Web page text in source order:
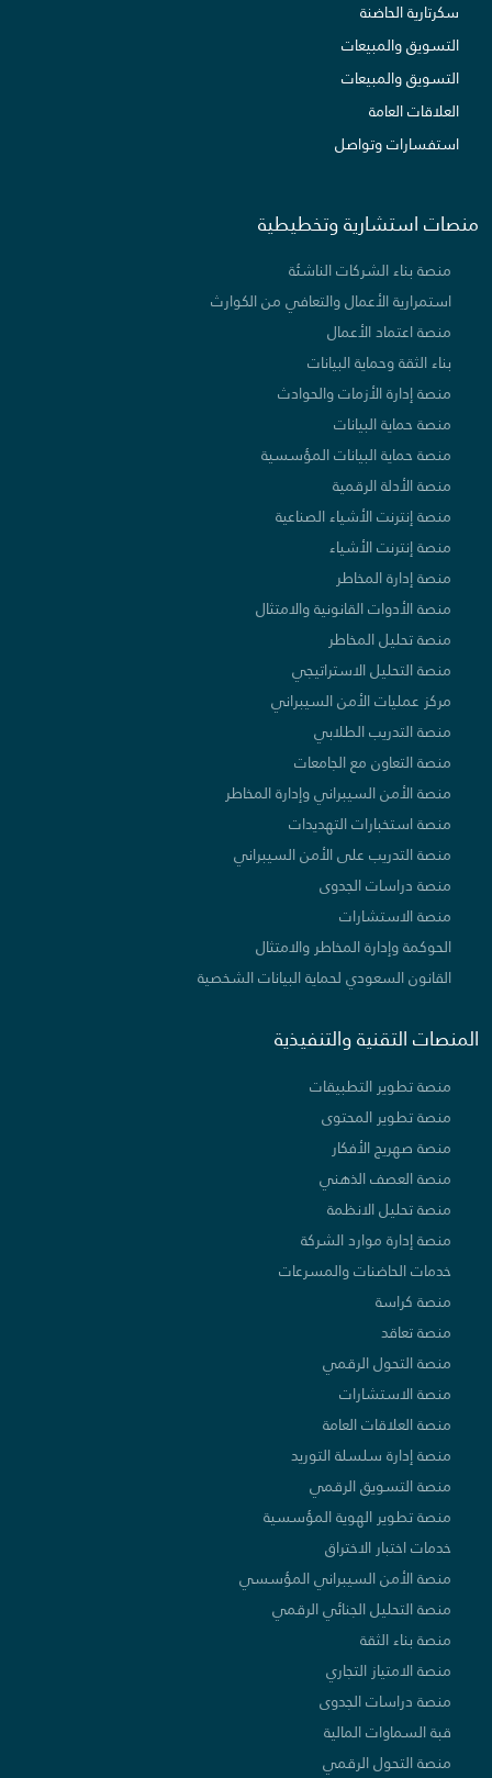
سكرتارية الحاضنة
التسويق والمبيعات
التسويق والمبيعات
العلاقات العامة
استفسارات وتواصل
منصات استشارية وتخطيطية
منصة بناء الشركات الناشئة
استمرارية الأعمال والتعافي من الكوارث
منصة اعتماد الأعمال
بناء الثقة وحماية البيانات
منصة إدارة الأزمات والحوادث
منصة حماية البيانات
منصة حماية البيانات المؤسسية
منصة الأدلة الرقمية
منصة إنترنت الأشياء الصناعية
منصة إنترنت الأشياء
منصة إدارة المخاطر
منصة الأدوات القانونية والامتثال
منصة تحليل المخاطر
منصة التحليل الاستراتيجي
مركز عمليات الأمن السيبراني
منصة التدريب الطلابي
منصة التعاون مع الجامعات
منصة الأمن السيبراني وإدارة المخاطر
منصة استخبارات التهديدات
منصة التدريب على الأمن السيبراني
منصة دراسات الجدوى
منصة الاستشارات
الحوكمة وإدارة المخاطر والامتثال
القانون السعودي لحماية البيانات الشخصية
المنصات التقنية والتنفيذية
منصة تطوير التطبيقات
منصة تطوير المحتوى
منصة صهريج الأفكار
منصة العصف الذهني
منصة تحليل الانظمة
منصة إدارة موارد الشركة
خدمات الحاضنات والمسرعات
منصة كراسة
منصة تعاقد
منصة التحول الرقمي
منصة الاستشارات
منصة العلاقات العامة
منصة إدارة سلسلة التوريد
منصة التسويق الرقمي
منصة تطوير الهوية المؤسسية
خدمات اختبار الاختراق
منصة الأمن السيبراني المؤسسي
منصة التحليل الجنائي الرقمي
منصة بناء الثقة
منصة الامتياز التجاري
منصة دراسات الجدوى
قبة السماوات المالية
منصة التحول الرقمي